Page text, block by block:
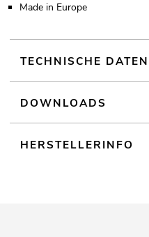
Made in Europe
TECHNISCHE DATEN
DOWNLOADS
HERSTELLERINFO